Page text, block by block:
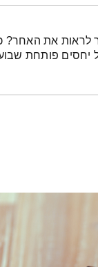
לראות את
פותחת